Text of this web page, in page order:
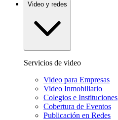
Video y redes
Servicios de video
Video para Empresas
Video Inmobiliario
Colegios e Instituciones
Cobertura de Eventos
Publicación en Redes